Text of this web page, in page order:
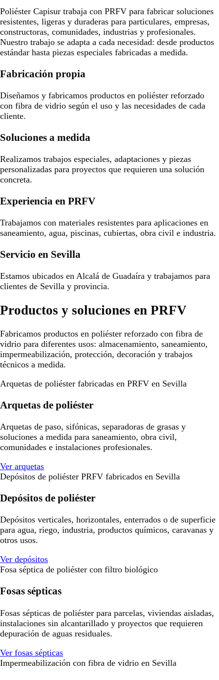
Poliéster Capisur trabaja con PRFV para fabricar soluciones
resistentes, ligeras y duraderas para particulares, empresas,
constructoras, comunidades, industrias y profesionales.
Nuestro trabajo se adapta a cada necesidad: desde productos
estándar hasta piezas especiales fabricadas a medida.
Fabricación propia
Diseñamos y fabricamos productos en poliéster reforzado
con fibra de vidrio según el uso y las necesidades de cada
cliente.
Soluciones a medida
Realizamos trabajos especiales, adaptaciones y piezas
personalizadas para proyectos que requieren una solución
concreta.
Experiencia en PRFV
Trabajamos con materiales resistentes para aplicaciones en
saneamiento, agua, piscinas, cubiertas, obra civil e industria.
Servicio en Sevilla
Estamos ubicados en Alcalá de Guadaíra y trabajamos para
clientes de Sevilla y provincia.
Productos y soluciones en PRFV
Fabricamos productos en poliéster reforzado con fibra de
vidrio para diferentes usos: almacenamiento, saneamiento,
impermeabilización, protección, decoración y trabajos
técnicos a medida.
Arquetas de poliéster fabricadas en PRFV en Sevilla
Arquetas de poliéster
Arquetas de paso, sifónicas, separadoras de grasas y
soluciones a medida para saneamiento, obra civil,
comunidades e instalaciones profesionales.
Ver arquetas
Depósitos de poliéster PRFV fabricados en Sevilla
Depósitos de poliéster
Depósitos verticales, horizontales, enterrados o de superficie
para agua, riego, industria, productos químicos, caravanas y
otros usos.
Ver depósitos
Fosa séptica de poliéster con filtro biológico
Fosas sépticas
Fosas sépticas de poliéster para parcelas, viviendas aisladas,
instalaciones sin alcantarillado y proyectos que requieren
depuración de aguas residuales.
Ver fosas sépticas
Impermeabilización con fibra de vidrio en Sevilla